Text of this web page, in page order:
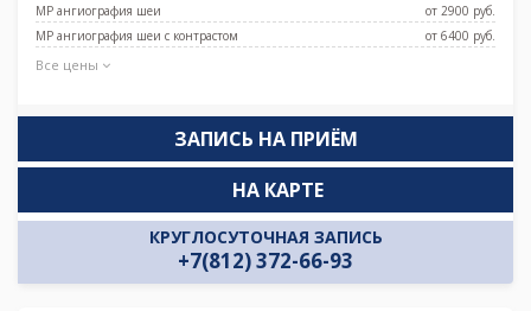
МР ангиография шеи
от 2900 pуб.
МР ангиография шеи с контрастом
от 6400 pуб.
Все цены
ЗАПИСЬ НА ПРИЁМ
КРУГЛОСУТОЧНАЯ ЗАПИСЬ
+7(812) 372-66-93
НА КАРТЕ